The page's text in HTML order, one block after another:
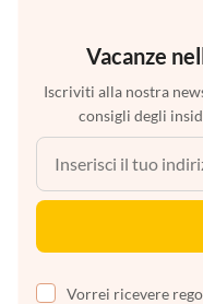
Vacanze
Iscriviti alla nostra
consigli degli
Vorrei ricevere